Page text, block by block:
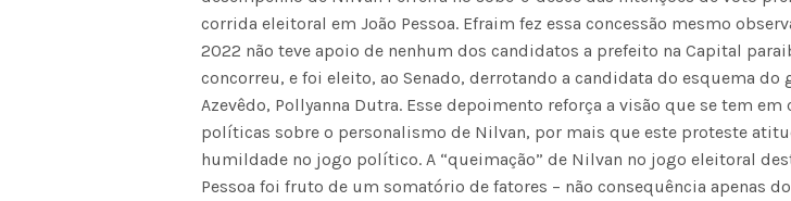
corrida eleitoral em João Pessoa. Efraim fez essa concessão mesmo
2022 não teve apoio de nenhum dos candidatos a prefeito na Capital
concorreu, e foi eleito, ao Senado, derrotando a candidata do esquema do
Azevêdo, Pollyanna Dutra. Esse depoimento reforça a visão que se tem em
políticas sobre o personalismo de Nilvan, por mais que este proteste
humildade no jogo político. A “queimação” de Nilvan no jogo eleitoral
Pessoa foi fruto de um somatório de fatores – não consequência apenas